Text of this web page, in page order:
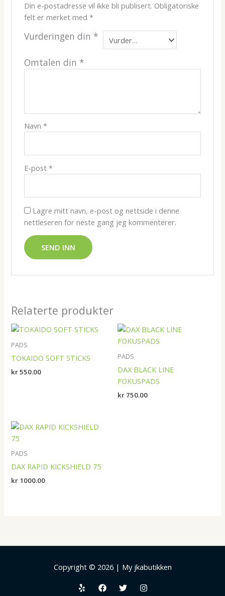
Din e-postadresse vil ikke bli publisert. Obligatoriske
felt er merket med *
Vurderingen din *
Omtalen din *
Navn *
E-post *
Lagre mitt navn, e-post og nettside i denne
nettleseren for neste gang jeg kommenterer.
Relaterte produkter
PADS
TOKAIDO SOFT STICKS
kr550.00
PADS
DAX BLACK LINE
FOKUSPADS
kr 750.00
PADS
DAX RAPID KICKSHIELD 75
kr 1000.00
Copyright © 2026 | My jkabutikken